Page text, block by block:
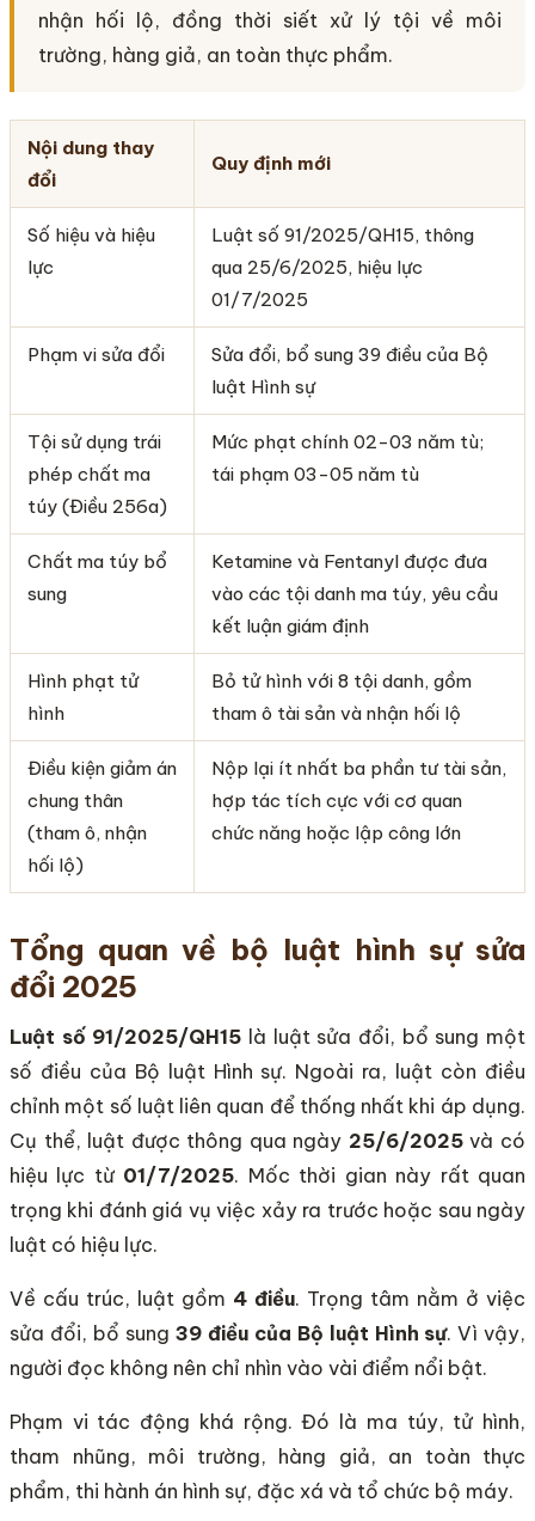
nhận hối lộ, đồng thời siết xử lý tội về môi
trường, hàng giả, an toàn thực phẩm.
Nội dung thay
đổi
Quy định mới
Số hiệu và hiệu
lực
Luật số 91/2025/QH15, thông
qua 25/6/2025, hiệu lực
01/7/2025
Phạm vi sửa đổi
Sửa đổi, bổ sung 39 điều của Bộ
luật Hình sự
Tội sử dụng trái
phép chất ma
túy (Điều 256a)
Mức phạt chính 02-03 năm tù;
tái phạm 03-05 năm tù
Chất ma túy bổ
sung
Ketamine và Fentanyl được đưa
vào các tội danh ma túy, yêu cầu
kết luận giám định
Hình phạt tử
hình
Bỏ tử hình với 8 tội danh, gồm
tham ô tài sản và nhận hối lộ
Điều kiện giảm án
chung thân
(tham ô, nhận
hối lộ)
Nộp lại ít nhất ba phần tư tài sản,
hợp tác tích cực với cơ quan
chức năng hoặc lập công lớn
Tổng quan về bộ luật hình sự sửa
đổi 2025
Luật số 91/2025/QH15 là luật sửa đổi, bổ sung một
số điều của Bộ luật Hình sự. Ngoài ra, luật còn điều
chỉnh một số luật liên quan để thống nhất khi áp dụng.
Cụ thể, luật được thông qua ngày 25/6/2025và có
hiệu lực từ 01/7/2025. Mốc thời gian này rất quan
trọng khi đánh giá vụ việc xảy ra trước hoặc sau ngày
luật có hiệu lực.
Về cấu trúc, luật gồm 4 điều. Trọng tâm nằm ở việc
sửa đổi, bổ sung 39 điều của Bộ luật Hình sự. Vì vậy,
người đọc không nên chỉ nhìn vào vài điểm nổi bật.
Phạm vi tác động khá rộng. Đó là ma túy, tử hình,
tham nhũng, môi trường, hàng giả, an toàn thực
phẩm, thi hành án hình sự, đặc xá và tổ chức bộ máy.